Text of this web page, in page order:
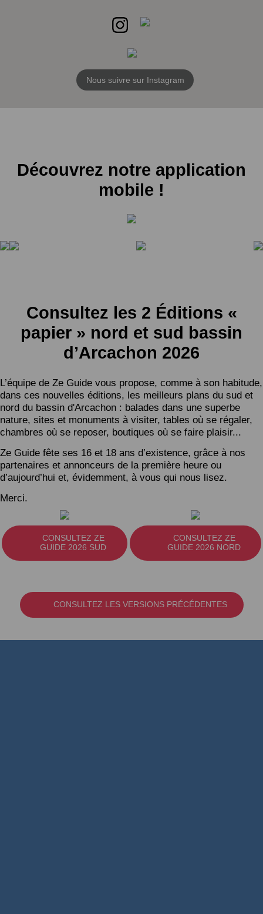
Nous suivre sur Instagram
Découvrez notre application
mobile !
Consultez les 2 Éditions «
papier » nord et sud bassin
d’Arcachon 2026
L’équipe de Ze Guide vous propose, comme à son habitude,
dans ces nouvelles éditions, les meilleurs plans du sud et
nord du bassin d'Arcachon : balades dans une superbe
nature, sites et monuments à visiter, tables où se régaler,
chambres où se reposer, boutiques où se faire plaisir...
Ze Guide fête ses 16 et 18 ans d’existence, grâce à nos
partenaires et annonceurs de la première heure ou
d’aujourd’hui et, évidemment, à vous qui nous lisez.
Merci.
CONSULTEZ ZE
GUIDE 2026 SUD
CONSULTEZ ZE
GUIDE 2026 NORD
CONSULTEZ LES VERSIONS PRÉCÉDENTES